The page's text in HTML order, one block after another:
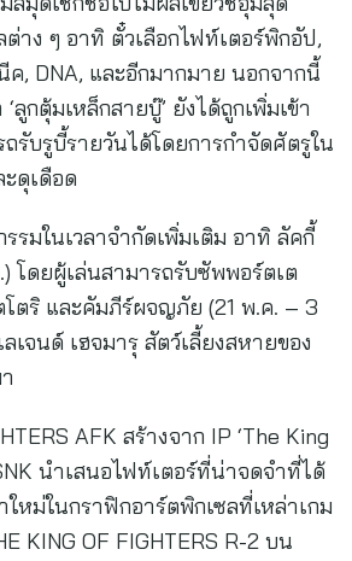
าง ๆ อาทิ ตั๋วเลือกไฟท์เตอร์พิกอัป,
ค, DNA, และอีกมากมาย นอกจากนี้
ลูกตุ้มเหล็กสายบู๊’ ยังได้ถูกเพิ่มเข้า
รับรูบี้รายวันได้โดยการกำจัดศัตรูใน
ดุเดือด
รมในเวลาจำกัดเพิ่มเติม อาทิ ลัคกี้
โดยผู้เล่นสามารถรับซัพพอร์ตเต
โตริ และคัมภีร์ผจญภัย (21 พ.ค. – 3
เจนด์ เฮจมารุ สัตว์เลี้ยงสหายของ
AFK สร้างจาก IP ‘The King
นำเสนอไฟท์เตอร์ที่น่าจดจำที่ได้
ใหม่ในกราฟิกอาร์ตพิกเซลที่เหล่าเกม
KING OF FIGHTERS R-2 บน